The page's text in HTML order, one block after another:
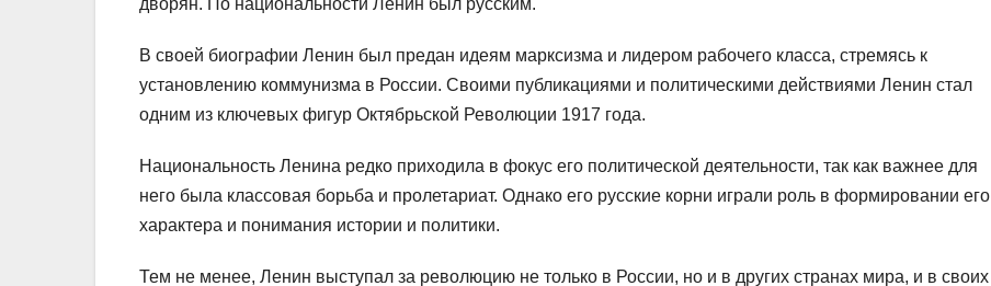
дворян. По национальности Ленин был русским.
В своей биографии Ленин был предан идеям марксизма и лидером рабочего класса, стремясь к
установлению коммунизма в России. Своими публикациями и политическими действиями Ленин стал
одним из ключевых фигур Октябрьской Революции 1917 года.
Национальность Ленина редко приходила в фокус его политической деятельности, так как важнее для
него была классовая борьба и пролетариат. Однако его русские корни играли роль в формировании его
характера и понимания истории и политики.
Тем не менее, Ленин выступал за революцию не только в России, но и в других странах мира, и в своих